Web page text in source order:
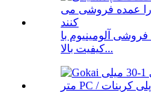
آلومینیوم با
کیفیت بالا...